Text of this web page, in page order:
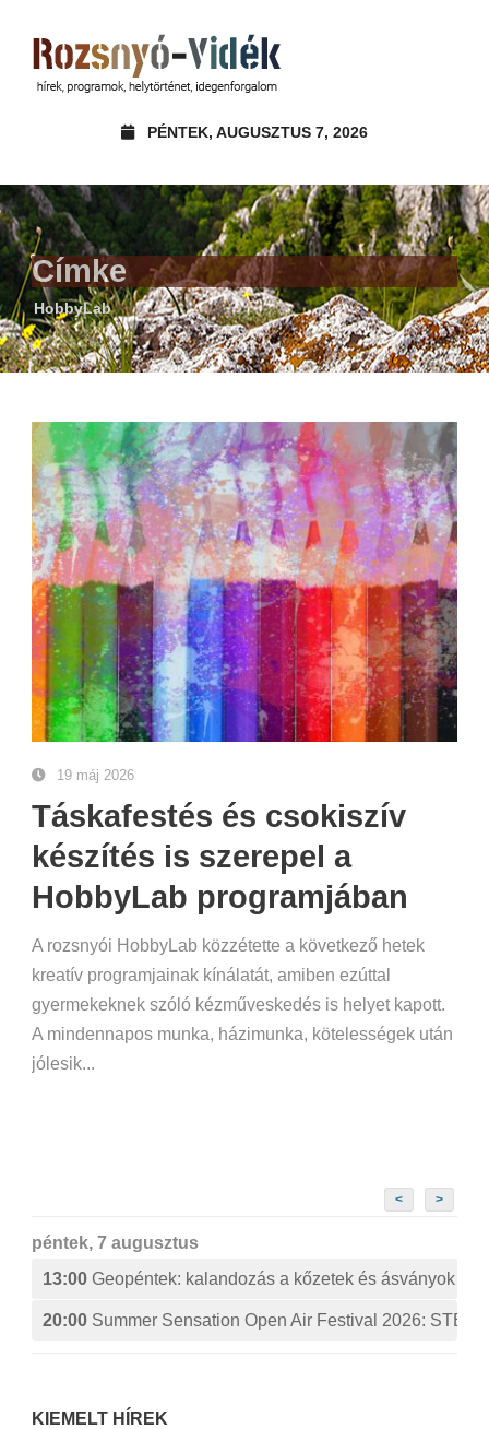
PÉNTEK, AUGUSZTUS 7, 2026
Címke
HobbyLab
19 máj 2026
Táskafestés és csokiszív
készítés is szerepel a
HobbyLab programjában
A rozsnyói HobbyLab közzétette a következő hetek
kreatív programjainak kínálatát, amiben ezúttal
gyermekeknek szóló kézműveskedés is helyet kapott.
A mindennapos munka, házimunka, kötelességek után
jólesik...
< >
péntek, 7 augusztus
13:00 Geopéntek: kalandozás a kőzetek és ásványok
20:00 Summer Sensation Open Air Festival 2026:
KIEMELT HÍREK